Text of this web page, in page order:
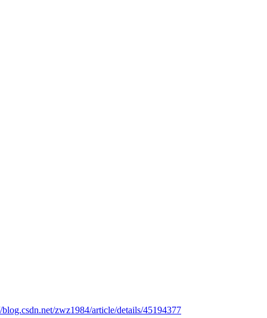
blog.csdn.net/zwz1984/article/details/45194377